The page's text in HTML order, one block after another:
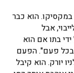
במקסיקו. הוא כבר
אבל
בתו אם הוא
בכל פעם". הפעם
יורק. הוא קיבל